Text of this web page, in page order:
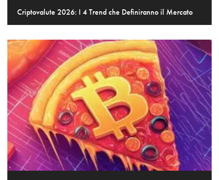
Criptovalute 2026: I 4 Trend che Definiranno il Mercato